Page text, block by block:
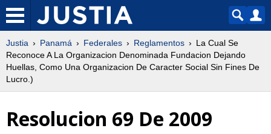
Justia Panamá Federales Reglamentos
La Cual Se
Reconoce A La Organizacion Denominada Fundacion Dejando
Huellas, Como Una Organizacion De Caracter Social Sin Fines De
Lucro.)
Resolucion 69 De 2009